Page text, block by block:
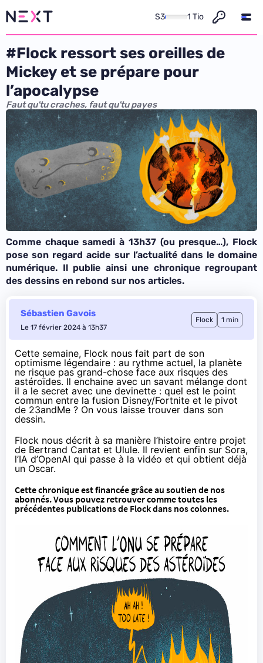
S3 1 Tio
#Flock ressort ses oreilles de
Mickey et se prépare pour
l’apocalypse
Faut qu'tu craches, faut qu'tu payes
Comme chaque samedi à 13h37 (ou presque…), Flock
pose son regard acide sur l’actualité dans le domaine
numérique. Il publie ainsi une chronique regroupant
des dessins en rebond sur nos articles.
Sébastien Gavois
Le 17 février 2024 à 13h37
Flock 1 min
Cette semaine, Flock nous fait part de son
optimisme légendaire : au rythme actuel, la planète
ne risque pas grand-chose face aux risques des
astéroïdes. Il enchaine avec un savant mélange dont
il a le secret avec une devinette : quel est le point
commun entre la fusion Disney/Fortnite et lepivot
de 23andMe ? On vous laisse trouver dans son
dessin.
Flock nous décrit à sa manière l’histoire entre projet
de Bertrand Cantat et Ulule. Il revient enfin sur Sora,
l’IA d’OpenAI qui passe à la vidéo et qui obtient déjà
un Oscar.
Cette chronique est financée grâce au soutien de nos
abonnés. Vous pouvez retrouver commetoutes les
précédentes publications de Flockdans nos colonnes.